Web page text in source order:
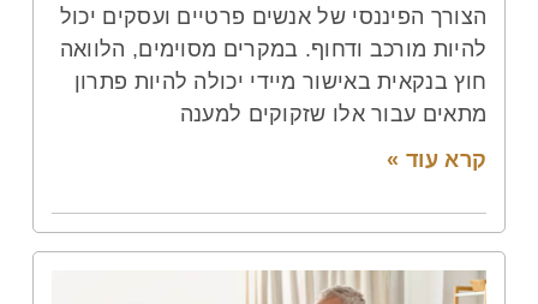
הצורך הפיננסי של אנשים פרטיים ועסקים יכול
להיות מורכב ודחוף. במקרים מסוימים, הלוואה
חוץ בנקאית באישור מיידי יכולה להיות פתרון
מתאים עבור אלו שזקוקים למענה
קרא עוד »